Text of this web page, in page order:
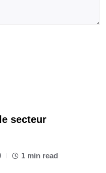
secteur
1 min read